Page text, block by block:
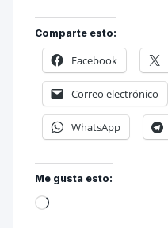
Comparte esto:
Facebook
Correo electrónico
WhatsApp
Me gusta esto: